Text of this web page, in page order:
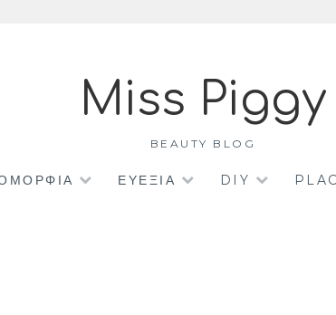
Miss Piggy
BEAUTY BLOG
ΕΥΕΞΙΑ DIY